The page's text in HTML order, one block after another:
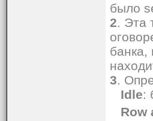
было
2 .
банка,
3 .
Idle:
Row